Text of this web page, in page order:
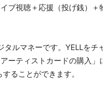
ブ視聴＋応援（投げ銭）＋
タルマネーです。YELLを
ーティストカードの購入
ることができます。